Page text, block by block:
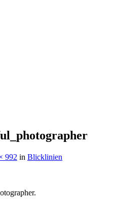
992 in Blicklinien